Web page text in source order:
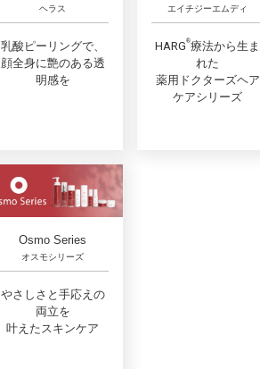
ヘラス
乳酸ピーリングで、
顔全身に艶のある透
明感を
エイチジーエムディ
HARG®︎療法から生ま
れた
薬用ドクターズヘア
ケアシリーズ
Osmo Series
オスモシリーズ
やさしさと手応えの
両立を
叶えたスキンケア